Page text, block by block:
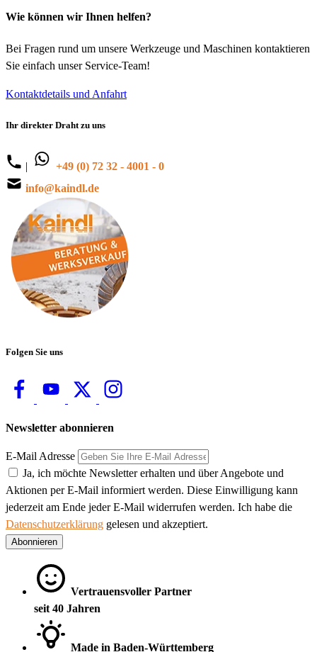
Wie können wir Ihnen helfen?
Bei Fragen rund um unsere Werkzeuge und Maschinen kontaktieren
Sie einfach unser Service-Team!
Kontaktdetails und Anfahrt
Ihr direkter Draht zu uns
|
+49 (0) 72 32 - 4001 - 0
info@kaindl.de
Folgen Sie uns
Newsletter abonnieren
E-Mail Adresse
Ja, ich möchte Newsletter erhalten und über Angebote und
Aktionen per E-Mail informiert werden. Diese Einwilligung kann
jederzeit am Ende jeder E-Mail widerrufen werden. Ich habe die
Datenschutzerklärung gelesen und akzeptiert.
Abonnieren
Vertrauensvoller Partner
seit 40 Jahren
Made in Baden-Württemberg